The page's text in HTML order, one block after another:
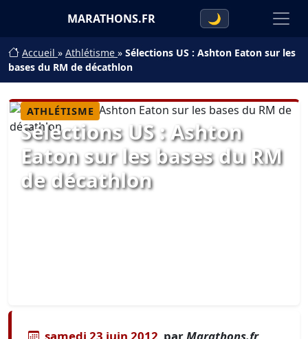
MARATHONS.FR 🌙
Accueil » Athlétisme » Sélections US : Ashton Eaton sur les
bases du RM de décathlon
ATHLÉTISME
Sélections US : Ashton
Eaton sur les bases du RM
de décathlon